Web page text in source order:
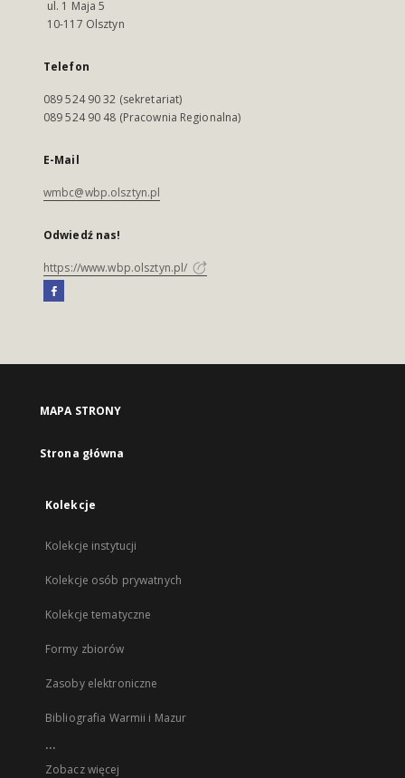
ul. 1 Maja 5
10-117 Olsztyn
Telefon
089 524 90 32 (sekretariat)
089 524 90 48 (Pracownia Regionalna)
E-Mail
wmbc@wbp.olsztyn.pl
Odwiedź nas!
https://www.wbp.olsztyn.pl/
MAPA STRONY
Strona główna
Kolekcje
Kolekcje instytucji
Kolekcje osób prywatnych
Kolekcje tematyczne
Formy zbiorów
Zasoby elektroniczne
Bibliografia Warmii i Mazur
...
Zobacz więcej